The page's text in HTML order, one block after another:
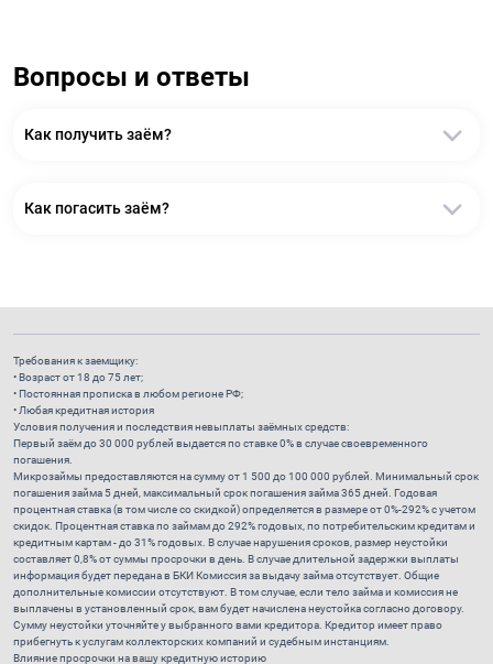
Вопросы и ответы
Как получить заём?
Как погасить заём?
Требования к заемщику:
• Возраст от 18 до 75 лет;
• Постоянная прописка в любом регионе РФ;
• Любая кредитная история
Условия получения и последствия невыплаты заёмных средств:
Первый заём до 30 000 рублей выдается по ставке 0% в случае своевременного
погашения.
Микрозаймы предоставляются на сумму от 1 500 до 100 000 рублей. Минимальный срок
погашения займа 5 дней, максимальный срок погашения займа 365 дней. Годовая
процентная ставка (в том числе со скидкой) определяется в размере от 0%-292% с учетом
скидок. Процентная ставка по займам до 292% годовых, по потребительским кредитам и
кредитным картам - до 31% годовых. В случае нарушения сроков, размер неустойки
составляет 0,8% от суммы просрочки в день. В случае длительной задержки выплаты
информация будет передана в БКИ Комиссия за выдачу займа отсутствует. Общие
дополнительные комиссии отсутствуют. В том случае, если тело займа и комиссия не
выплачены в установленный срок, вам будет начислена неустойка согласно договору.
Сумму неустойки уточняйте у выбранного вами кредитора. Кредитор имеет право
прибегнуть к услугам коллекторских компаний и судебным инстанциям.
Влияние просрочки на вашу кредитную историю